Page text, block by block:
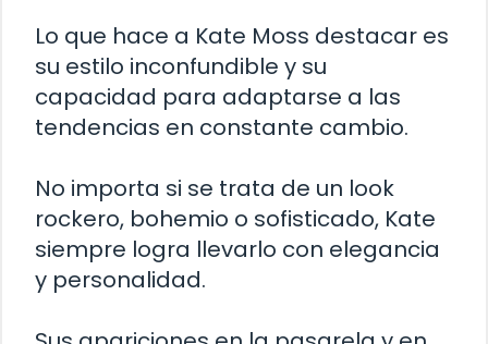
Lo que hace a Kate Moss destacar es
su estilo inconfundible y su
capacidad para adaptarse a las
tendencias en constante cambio.
No importa si se trata de un look
rockero, bohemio o sofisticado, Kate
siempre logra llevarlo con elegancia
y personalidad.